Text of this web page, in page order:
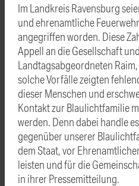
Im Landkreis Ravensburg
und ehrenamtliche
angegriffen worden. Diese
Appell an die Gesellschaft
Landtagsabgeordneten
solche Vorfälle zeigten
dieser Menschen und
Kontakt zur Blaulichtfamilie
werden. Denn dabei handle
gegenüber unserer
dem Staat, vor
leisten und für die
in ihrer Pressemitteilung.